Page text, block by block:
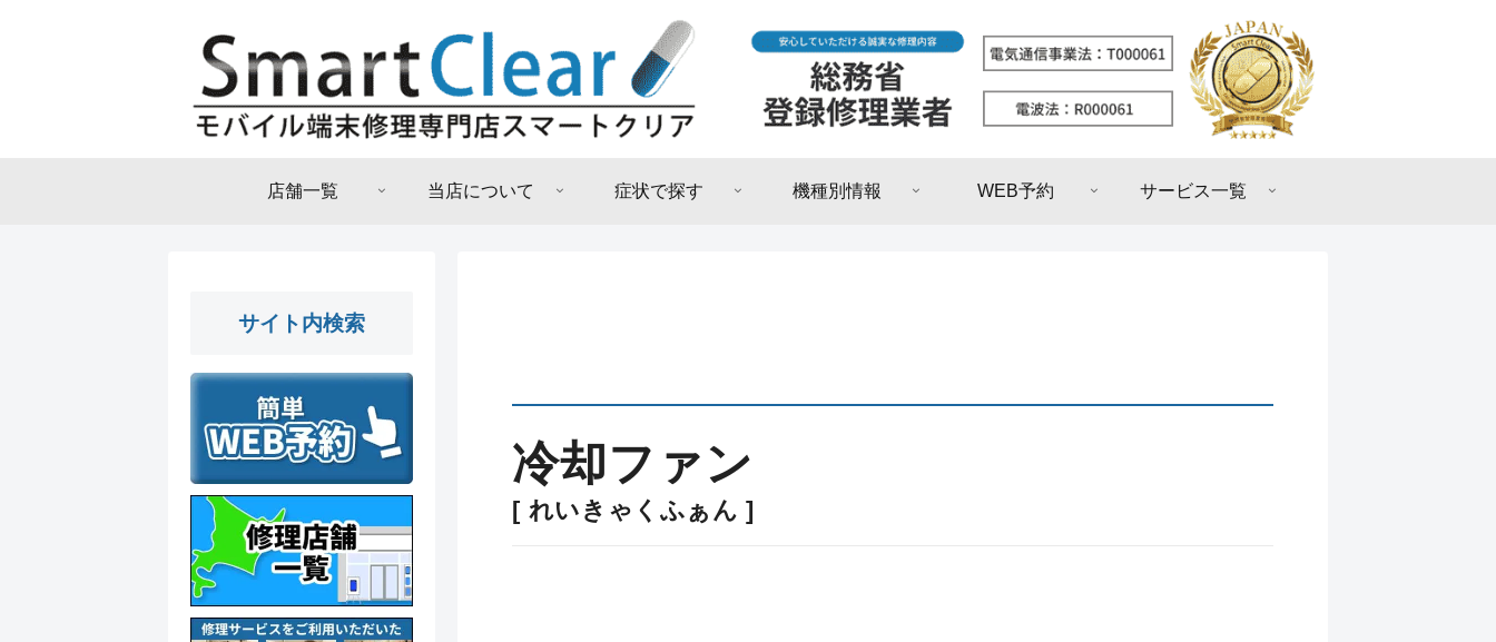
店舗一覧 当店について 症状で探す 機種別情報 WEB予約 サービス一覧
冷却ファン
[ れいきゃくふぁん ]
サイト内検索